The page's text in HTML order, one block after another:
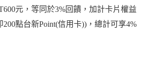
元，等同於3%回饋，加計卡片權益
點台新Point(信用卡))，總計可享4%